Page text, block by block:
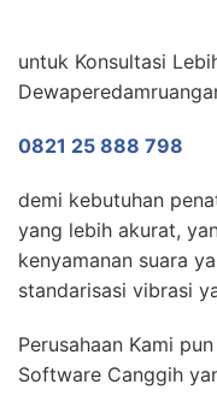
untuk Konsultasi
0821 25 888 798
demi kebutuhan
yang lebih akurat,
kenyamanan suara
standarisasi vibrasi
Perusahaan Kami
Software Canggih